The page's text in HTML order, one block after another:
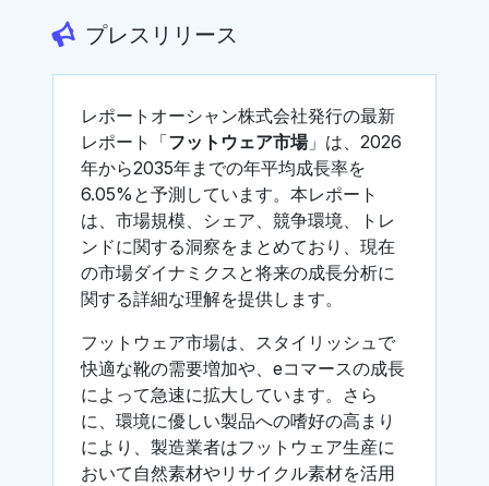
プレスリリース
レポートオーシャン株式会社発行の最新
レポート「フットウェア市場」は、2026
年から2035年までの年平均成長率を
6.05%と予測しています。本レポート
は、市場規模、シェア、競争環境、トレ
ンドに関する洞察をまとめており、現在
の市場ダイナミクスと将来の成長分析に
関する詳細な理解を提供します。
フットウェア市場は、スタイリッシュで
快適な靴の需要増加や、eコマースの成長
によって急速に拡大しています。さら
に、環境に優しい製品への嗜好の高まり
により、製造業者はフットウェア生産に
おいて自然素材やリサイクル素材を活用